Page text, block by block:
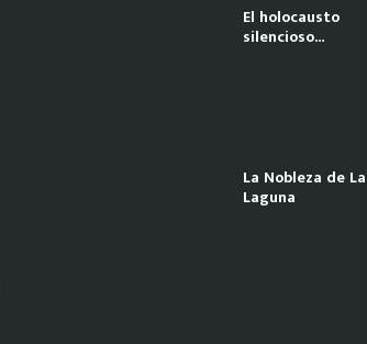
El holocausto
silencioso…
La Nobleza de La
Laguna